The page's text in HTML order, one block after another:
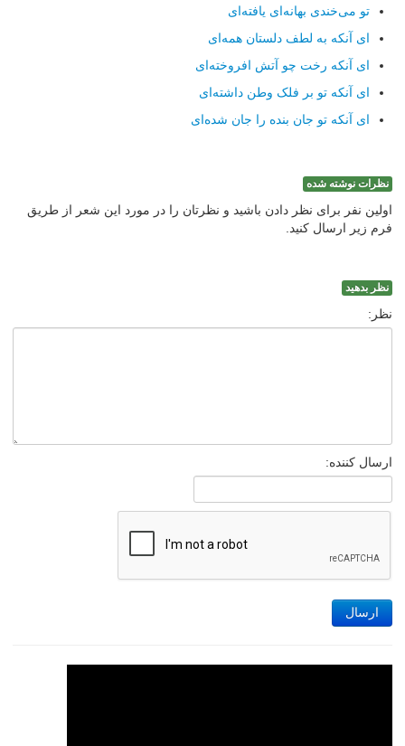
تو می‌خندی بهانه‌ای یافته‌ای
ای آنکه به لطف دلستان همه‌ای
ای آنکه رخت چو آتش افروخته‌ای
ای آنکه تو بر فلک وطن داشته‌ای
ای آنکه تو جان بنده را جان شده‌ای
نظرات نوشته شده
اولین نفر برای نظر دادن باشید و نظرتان را در مورد این شعر از طریق
فرم زیر ارسال کنید.
نظر بدهید
نظر:
ارسال کننده:
ارسال